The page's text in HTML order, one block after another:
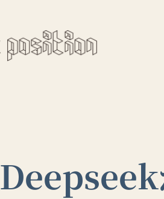
Deepseek